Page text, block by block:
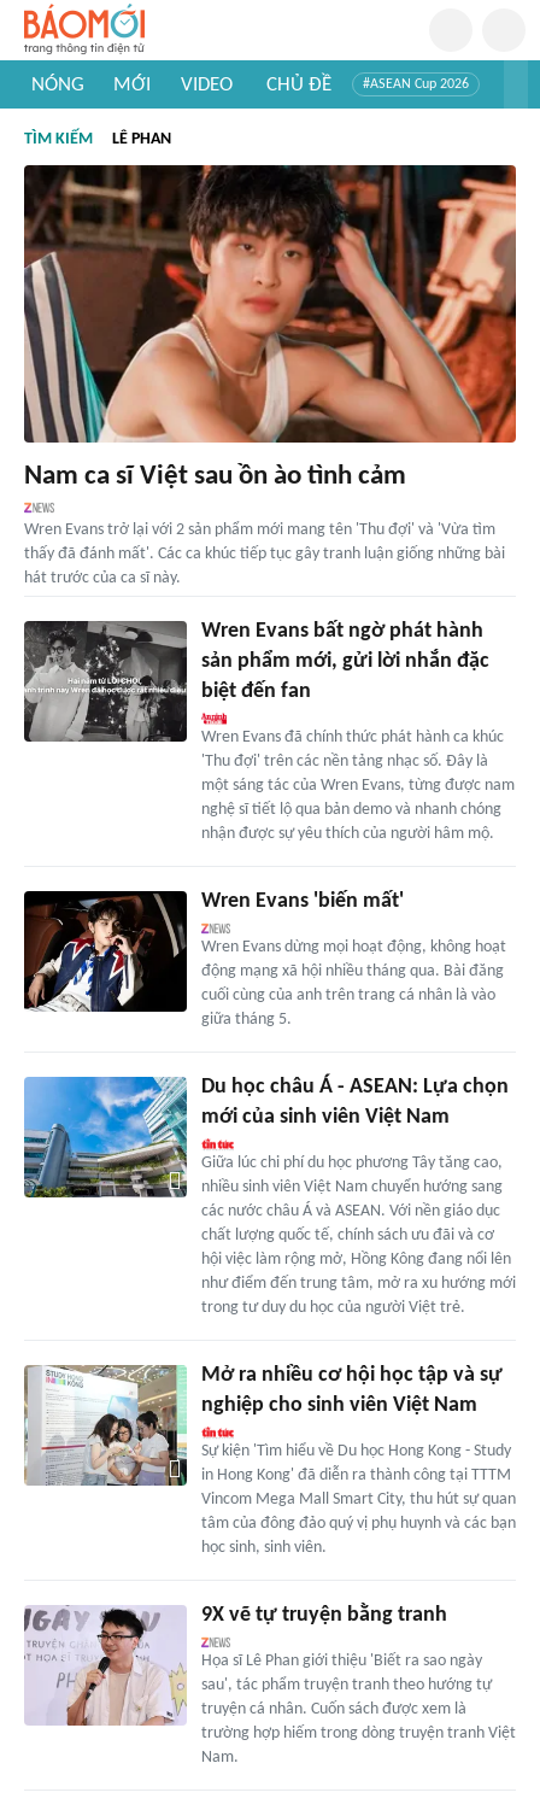
NÓNG MỚI VIDEO CHỦ ĐỀ #ASEAN Cup 2026
#Khám phá thế giới
TÌM KIẾM LÊ PHAN
Nam ca sĩ Việt sau ồn ào tình cảm
Wren Evans trở lại với 2 sản phẩm mới mang tên 'Thu đợi' và 'Vừa tìm
thấy đã đánh mất'. Các ca khúc tiếp tục gây tranh luận giống những bài
hát trước của ca sĩ này.
Wren Evans bất ngờ phát hành
sản phẩm mới, gửi lời nhắn đặc
biệt đến fan
Wren Evans đã chính thức phát hành ca khúc
'Thu đợi' trên các nền tảng nhạc số. Đây là
một sáng tác của Wren Evans, từng được nam
nghệ sĩ tiết lộ qua bản demo và nhanh chóng
nhận được sự yêu thích của người hâm mộ.
Wren Evans 'biến mất'
Wren Evans dừng mọi hoạt động, không hoạt
động mạng xã hội nhiều tháng qua. Bài đăng
cuối cùng của anh trên trang cá nhân là vào
giữa tháng 5.
Du học châu Á - ASEAN: Lựa chọn
mới của sinh viên Việt Nam
Giữa lúc chi phí du học phương Tây tăng cao,
nhiều sinh viên Việt Nam chuyển hướng sang
các nước châu Á và ASEAN. Với nền giáo dục
chất lượng quốc tế, chính sách ưu đãi và cơ
hội việc làm rộng mở, Hồng Kông đang nổi lên
như điểm đến trung tâm, mở ra xu hướng mới
trong tư duy du học của người Việt trẻ.
Mở ra nhiều cơ hội học tập và sự
nghiệp cho sinh viên Việt Nam
Sự kiện 'Tìm hiểu về Du học Hong Kong - Study
in Hong Kong' đã diễn ra thành công tại TTTM
Vincom Mega Mall Smart City, thu hút sự quan
tâm của đông đảo quý vị phụ huynh và các bạn
học sinh, sinh viên.
9X vẽ tự truyện bằng tranh
Họa sĩ Lê Phan giới thiệu 'Biết ra sao ngày
sau', tác phẩm truyện tranh theo hướng tự
truyện cá nhân. Cuốn sách được xem là
trường hợp hiếm trong dòng truyện tranh Việt
Nam.